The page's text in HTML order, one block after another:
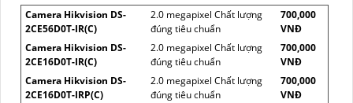
Camera Hikvision DS-
2CE56D0T-IR(C)
2.0 megapixel Chất lượng
đúng tiêu chuẩn
700,000
VNĐ
Camera Hikvision DS-
2CE16D0T-IR(C)
2.0 megapixel Chất lượng
đúng tiêu chuẩn
700,000
VNĐ
Camera Hikvision DS-
2CE16D0T-IRP(C)
2.0 megapixel Chất lượng
đúng tiêu chuẩn
700,000
VNĐ